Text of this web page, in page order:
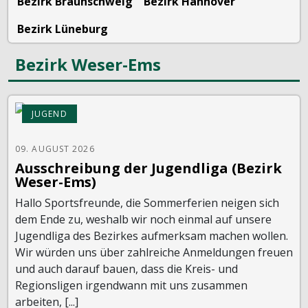
Bezirk Lüneburg
Bezirk Weser-Ems
JUGEND
09. AUGUST 2026
Ausschreibung der Jugendliga (Bezirk
Weser-Ems)
Hallo Sportsfreunde, die Sommerferien neigen sich
dem Ende zu, weshalb wir noch einmal auf unsere
Jugendliga des Bezirkes aufmerksam machen wollen.
Wir würden uns über zahlreiche Anmeldungen freuen
und auch darauf bauen, dass die Kreis- und
Regionsligen irgendwann mit uns zusammen
arbeiten, [...]